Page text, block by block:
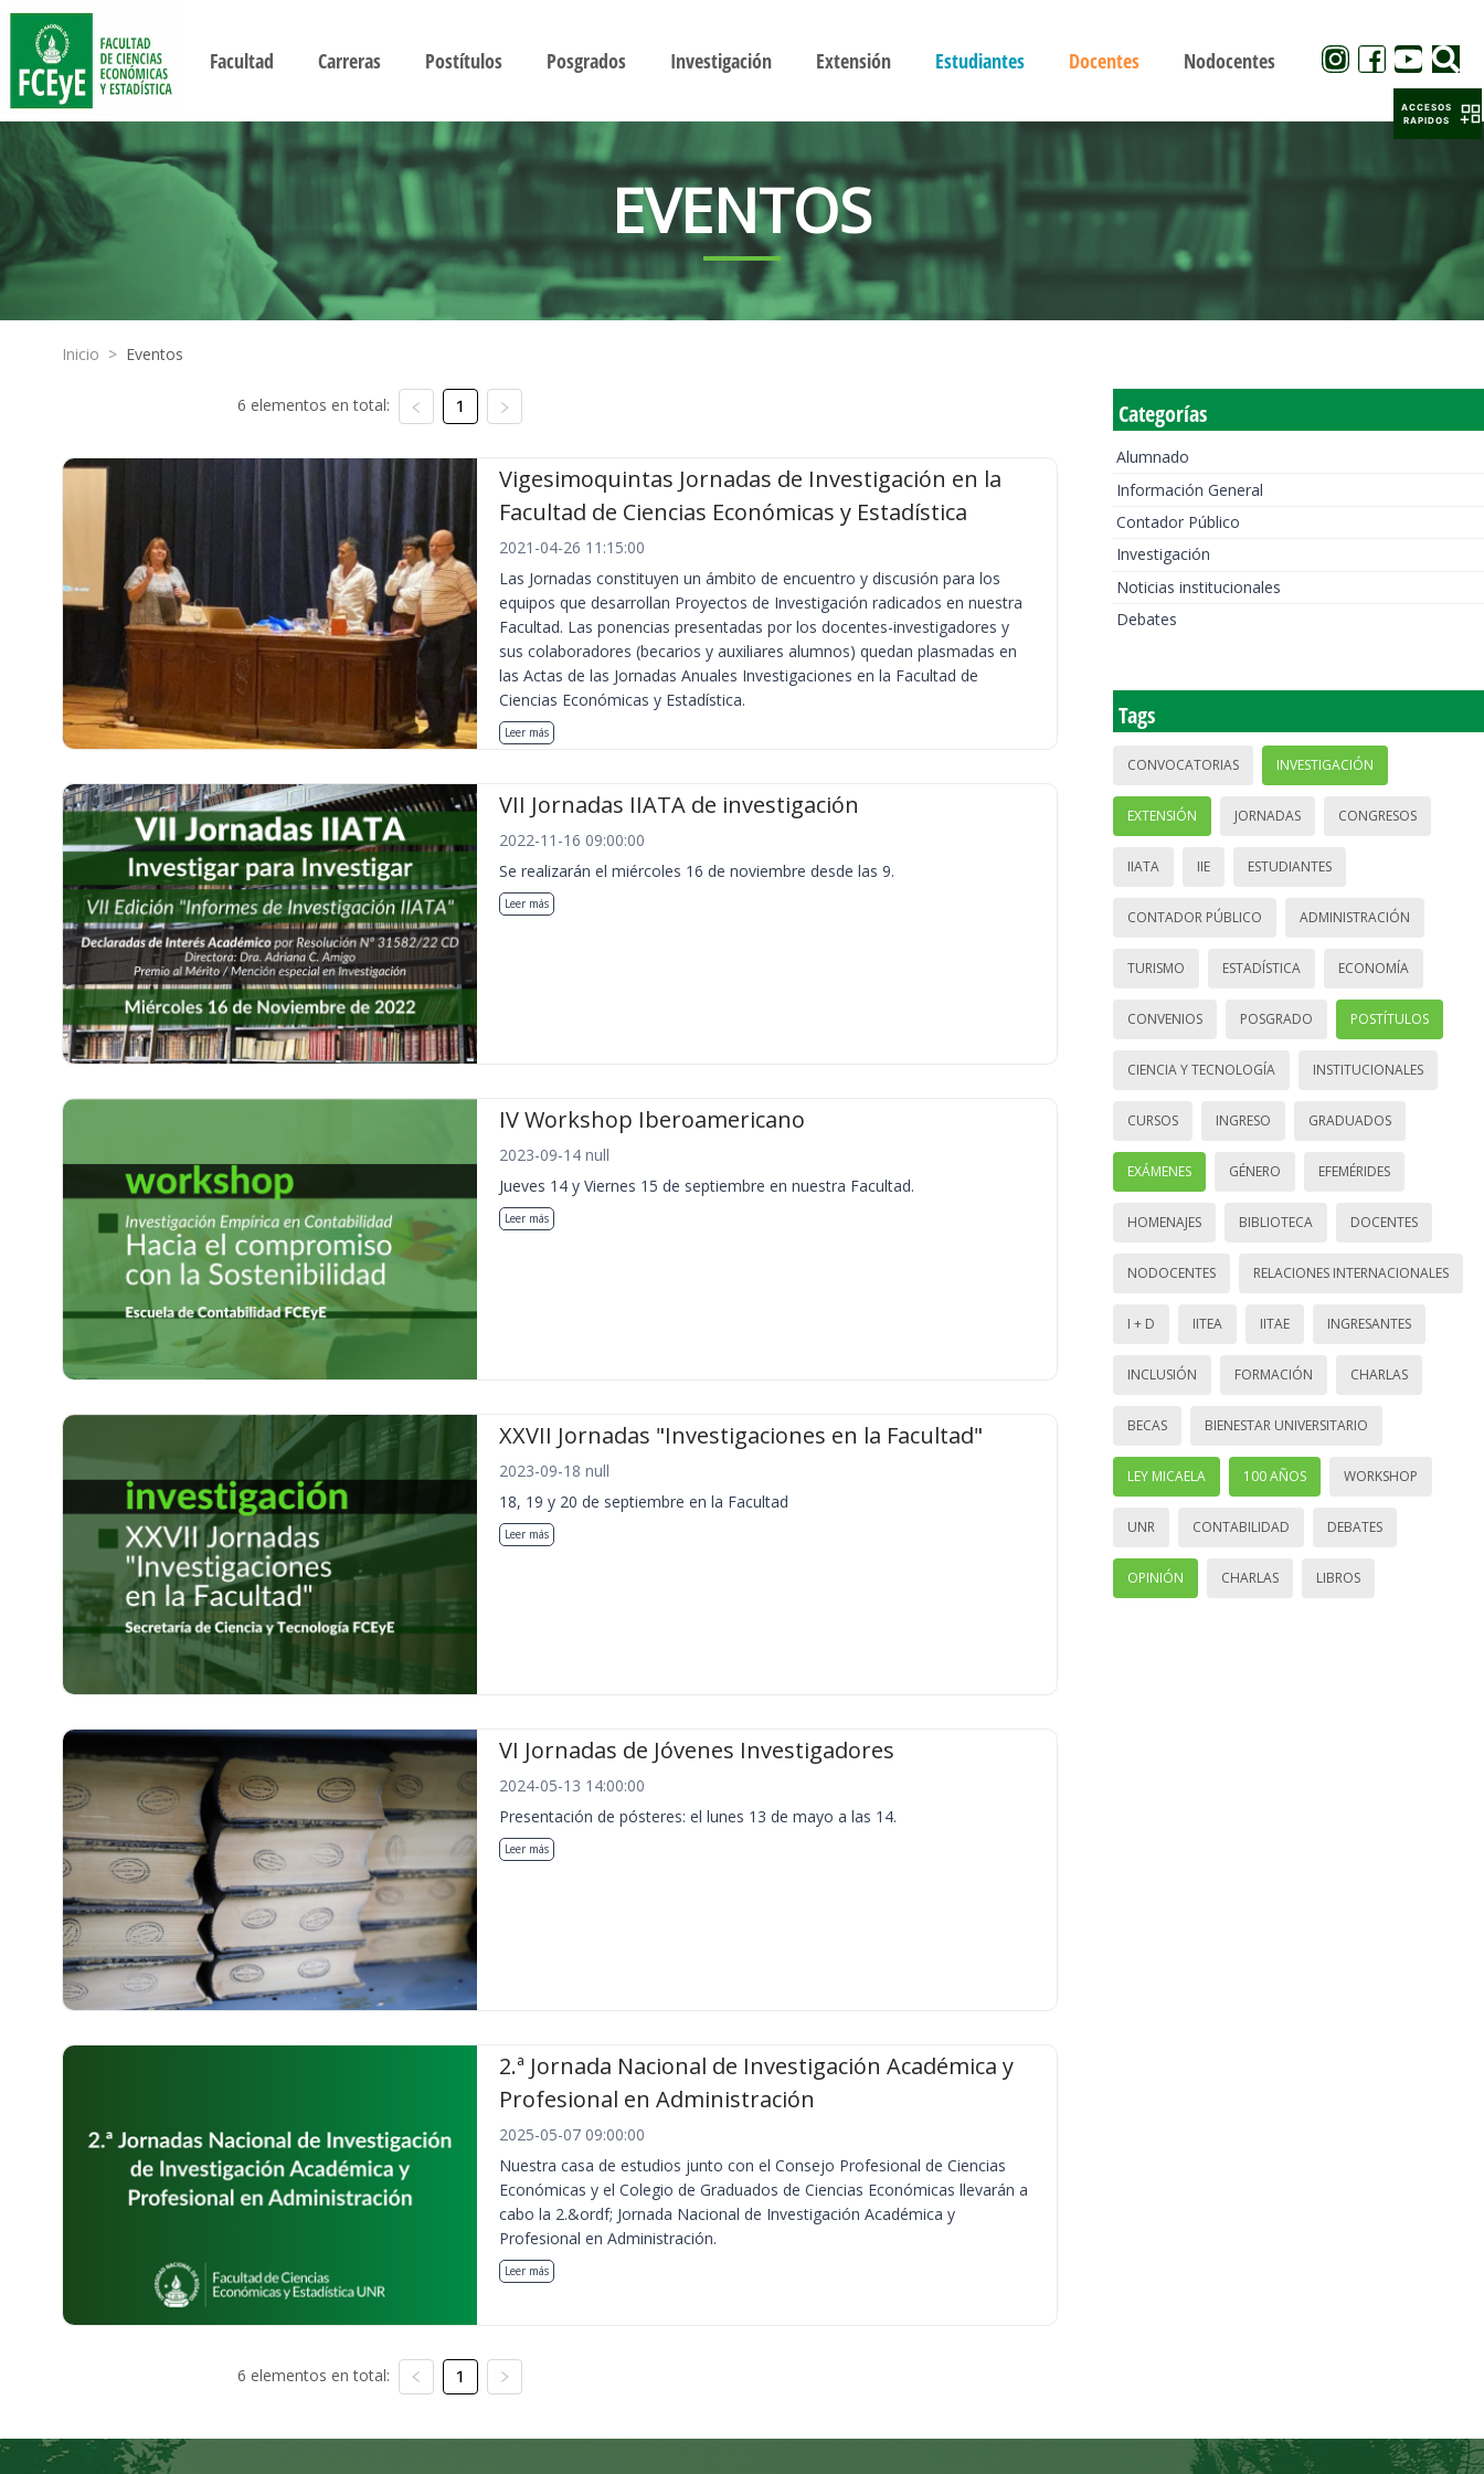
Facultad Carreras Postítulos Posgrados Investigación Extensión Estudiantes Docentes Nodocentes
EVENTOS
Inicio > Eventos
6 elementos en total: 1
Vigesimoquintas Jornadas de Investigación en la
Facultad de Ciencias Económicas y Estadística
2021-04-26 11:15:00
Las Jornadas constituyen un ámbito de encuentro y discusión para los
equipos que desarrollan Proyectos de Investigación radicados en nuestra
Facultad. Las ponencias presentadas por los docentes-investigadores y
sus colaboradores (becarios y auxiliares alumnos) quedan plasmadas en
las Actas de las Jornadas Anuales Investigaciones en la Facultad de
Ciencias Económicas y Estadística.
Leer más
VII Jornadas IIATA de investigación
2022-11-16 09:00:00
Se realizarán el miércoles 16 de noviembre desde las 9.
Leer más
IV Workshop Iberoamericano
2023-09-14 null
Jueves 14 y Viernes 15 de septiembre en nuestra Facultad.
Leer más
XXVII Jornadas "Investigaciones en la Facultad"
2023-09-18 null
18, 19 y 20 de septiembre en la Facultad
Leer más
VI Jornadas de Jóvenes Investigadores
2024-05-13 14:00:00
Presentación de pósteres: el lunes 13 de mayo a las 14.
Leer más
2.ª Jornada Nacional de Investigación Académica y
Profesional en Administración
2025-05-07 09:00:00
Nuestra casa de estudios junto con el Consejo Profesional de Ciencias
Económicas y el Colegio de Graduados de Ciencias Económicas llevarán a
cabo la 2.&ordf; Jornada Nacional de Investigación Académica y
Profesional en Administración.
Leer más
6 elementos en total: 1
Categorías
Alumnado
Información General
Contador Público
Investigación
Noticias institucionales
Debates
Tags
CONVOCATORIAS INVESTIGACIÓN
EXTENSIÓN JORNADAS CONGRESOS
IIATA IIE ESTUDIANTES
CONTADOR PÚBLICO ADMINISTRACIÓN
TURISMO ESTADÍSTICA ECONOMÍA
CONVENIOS POSGRADO POSTÍTULOS
CIENCIA Y TECNOLOGÍA INSTITUCIONALES
CURSOS INGRESO GRADUADOS
EXÁMENES GÉNERO EFEMÉRIDES
HOMENAJES BIBLIOTECA DOCENTES
NODOCENTES RELACIONES INTERNACIONALES
I + D IITEA IITAE INGRESANTES
INCLUSIÓN FORMACIÓN CHARLAS
BECAS BIENESTAR UNIVERSITARIO
LEY MICAELA 100 AÑOS WORKSHOP
UNR CONTABILIDAD DEBATES
OPINIÓN CHARLAS LIBROS
ACCESOS
RAPIDOS